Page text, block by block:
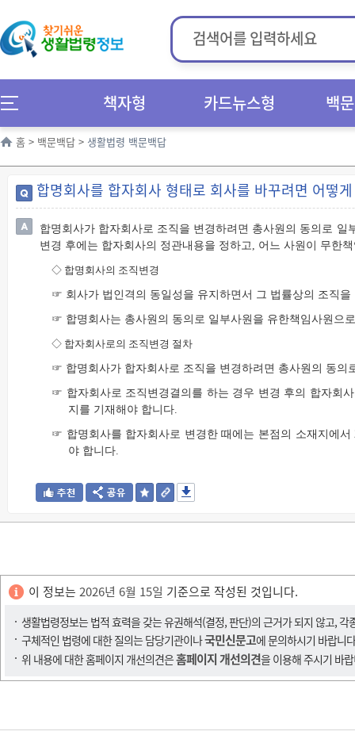
책자형 카드뉴스형 백
홈 > 백문백답 > 생활법령 백문백답
합명회사를 합자회사 형태로 회사를 바꾸려면 어떻
합명회사가 합자회사로 조직을 변경하려면 총사원의 동의로
변경 후에는 합자회사의 정관내용을 정하고, 어느 사원이 무한
◇ 합명회사의 조직변경
☞ 회사가 법인격의 동일성을 유지하면서 그 법률상의 조직
☞ 합명회사는 총사원의 동의로 일부사원을 유한책임사원으
◇ 합자회사로의 조직변경 절차
☞ 합명회사가 합자회사로 조직을 변경하려면 총사원의 동의
☞ 합자회사로 조직변경결의를 하는 경우 변경 후의 합자회
지를 기재해야 합니다.
☞ 합명회사를 합자회사로 변경한 때에는 본점의 소재지에
야 합니다.
이 정보는 2026년 6월 15일 기준으로 작성된 것입니다.
생활법령정보는 법적 효력을 갖는 유권해석(결정, 판단)의 근거가 되지 않고,
구체적인 법령에 대한 질의는 담당기관이나국민신문고에 문의하시기 바랍니
위 내용에 대한 홈페이지 개선의견은홈페이지 개선의견을 이용해 주시기 바